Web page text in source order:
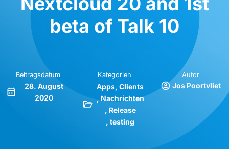
beta of Talk 10
Beitragsdatum
28. August
2020
Kategorien
Apps Clients
Nachrichten
Release
testing
Autor
Jos Poortvliet